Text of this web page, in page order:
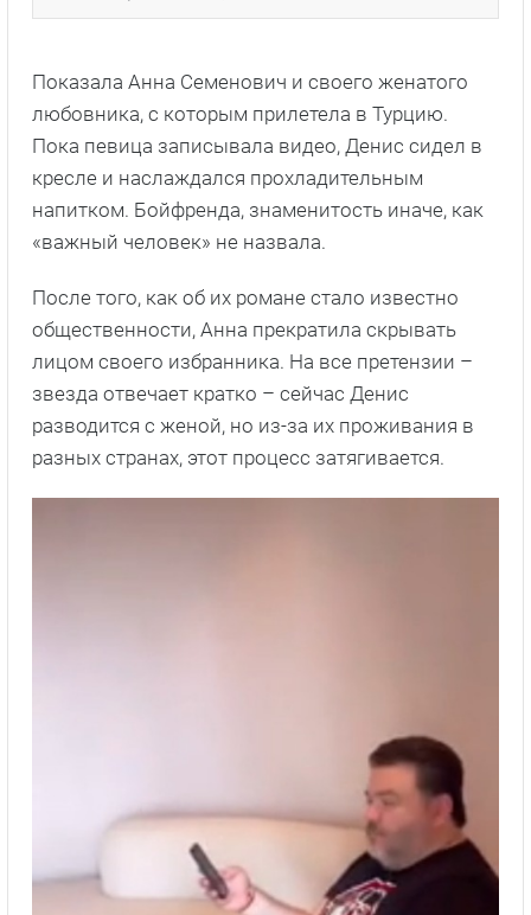
Показала Анна Семенович и своего женатого
любовника, с которым прилетела в Турцию.
Пока певица записывала видео, Денис сидел в
кресле и наслаждался прохладительным
напитком. Бойфренда, знаменитость иначе, как
«важный человек» не назвала.
После того, как об их романе стало известно
общественности, Анна прекратила скрывать
лицом своего избранника. На все претензии –
звезда отвечает кратко – сейчас Денис
разводится с женой, но из-за их проживания в
разных странах, этот процесс затягивается.